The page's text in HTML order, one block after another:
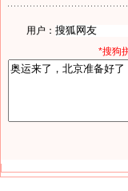
用户：
*搜狗